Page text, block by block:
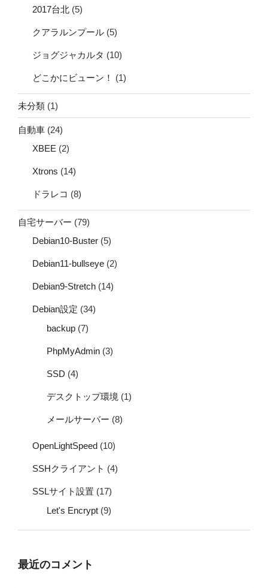
2017台北 (5)
クアラルンプール (5)
ジョグジャカルタ (10)
どこかにビューン！ (1)
未分類 (1)
自動車 (24)
XBEE (2)
Xtrons (14)
ドラレコ (8)
自宅サーバー (79)
Debian10-Buster (5)
Debian11-bullseye (2)
Debian9-Stretch (14)
Debian設定 (34)
backup (7)
PhpMyAdmin (3)
SSD (4)
デスクトップ環境 (1)
メールサーバー (8)
OpenLightSpeed (10)
SSHクライアント (4)
SSLサイト設置 (17)
Let's Encrypt (9)
最近のコメント